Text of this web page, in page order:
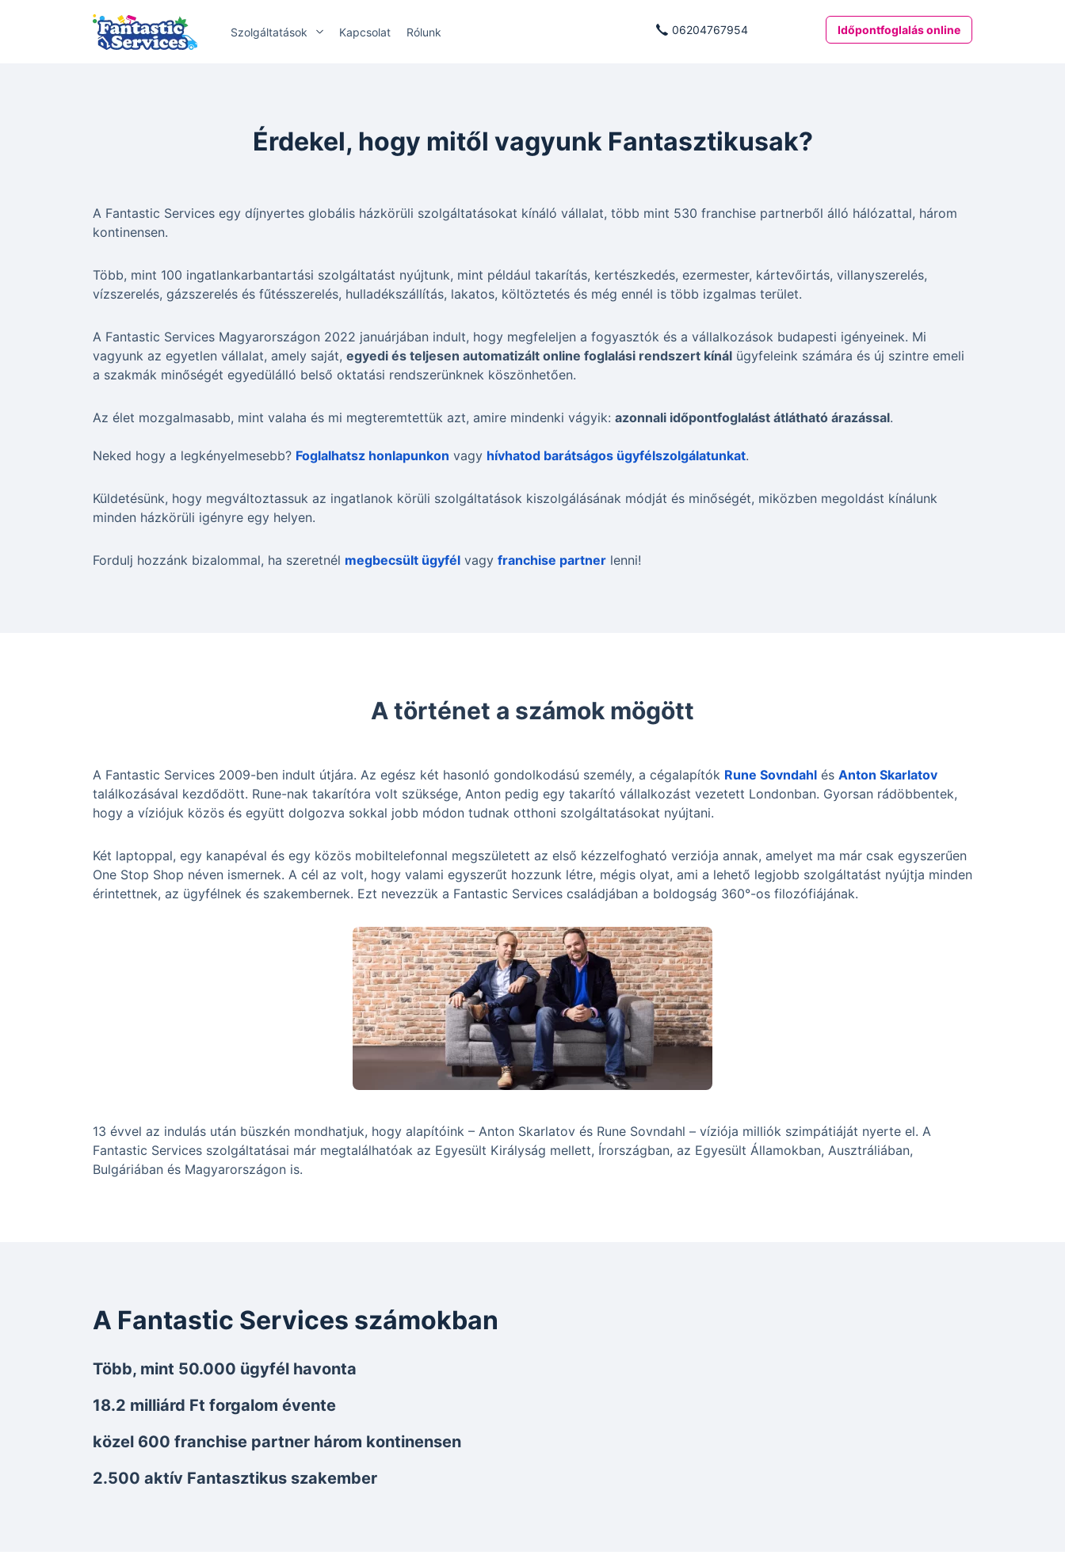
Szolgáltatások Kapcsolat Rólunk 06204767954 Időpontfoglalás online
Érdekel, hogy mitől vagyunk Fantasztikusak?
A Fantastic Services egy díjnyertes globális házkörüli szolgáltatásokat kínáló vállalat, több mint 530 franchise partnerből álló hálózattal, három
kontinensen.
Több, mint 100 ingatlankarbantartási szolgáltatást nyújtunk, mint például takarítás, kertészkedés, ezermester, kártevőirtás, villanyszerelés,
vízszerelés, gázszerelés és fűtésszerelés, hulladékszállítás, lakatos, költöztetés és még ennél is több izgalmas terület.
A Fantastic Services Magyarországon 2022 januárjában indult, hogy megfeleljen a fogyasztók és a vállalkozások budapesti igényeinek. Mi
vagyunk az egyetlen vállalat, amely saját, egyedi és teljesen automatizált online foglalási rendszert kínál ügyfeleink számára és új szintre emeli
a szakmák minőségét egyedülálló belső oktatási rendszerünknek köszönhetően.
Az élet mozgalmasabb, mint valaha és mi megteremtettük azt, amire mindenki vágyik: azonnali időpontfoglalást átlátható árazással.
Neked hogy a legkényelmesebb? Foglalhatsz honlapunkon vagy hívhatod barátságos ügyfélszolgálatunkat.
Küldetésünk, hogy megváltoztassuk az ingatlanok körüli szolgáltatások kiszolgálásának módját és minőségét, miközben megoldást kínálunk
minden házkörüli igényre egy helyen.
Fordulj hozzánk bizalommal, ha szeretnél megbecsült ügyfél vagy franchise partner lenni!
A történet a számok mögött
A Fantastic Services 2009-ben indult útjára. Az egész két hasonló gondolkodású személy, a cégalapítók Rune Sovndahl és Anton Skarlatov
találkozásával kezdődött. Rune-nak takarítóra volt szüksége, Anton pedig egy takarító vállalkozást vezetett Londonban. Gyorsan rádöbbentek,
hogy a víziójuk közös és együtt dolgozva sokkal jobb módon tudnak otthoni szolgáltatásokat nyújtani.
Két laptoppal, egy kanapéval és egy közös mobiltelefonnal megszületett az első kézzelfogható verziója annak, amelyet ma már csak egyszerűen
One Stop Shop néven ismernek. A cél az volt, hogy valami egyszerűt hozzunk létre, mégis olyat, ami a lehető legjobb szolgáltatást nyújtja minden
érintettnek, az ügyfélnek és szakembernek. Ezt nevezzük a Fantastic Services családjában a boldogság 360°-os filozófiájának.
13 évvel az indulás után büszkén mondhatjuk, hogy alapítóink – Anton Skarlatov és Rune Sovndahl – víziója milliók szimpátiáját nyerte el. A
Fantastic Services szolgáltatásai már megtalálhatóak az Egyesült Királyság mellett, Írországban, az Egyesült Államokban, Ausztráliában,
Bulgáriában és Magyarországon is.
A Fantastic Services számokban
Több, mint 50.000 ügyfél havonta
18.2 milliárd Ft forgalom évente
közel 600 franchise partner három kontinensen
2.500 aktív Fantasztikus szakember